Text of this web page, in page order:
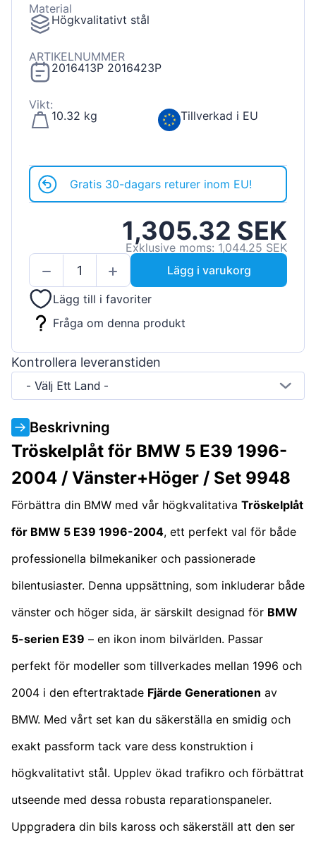
Material
Högkvalitativt stål
ARTIKELNUMMER
2016413P 2016423P
Vikt:
10.32 kg
Tillverkad i EU
Gratis 30-dagars returer inom EU!
1,305.32 SEK
Exklusive moms: 1,044.25 SEK
Lägg i varukorg
Lägg till i favoriter
Fråga om denna produkt
Kontrollera leveranstiden
- Välj Ett Land -
Beskrivning
Tröskelplåt för BMW 5 E39 1996-
2004 / Vänster+Höger / Set 9948
Förbättra din BMW med vår högkvalitativa Tröskelplåt
för BMW 5 E39 1996-2004, ett perfekt val för både
professionella bilmekaniker och passionerade
bilentusiaster. Denna uppsättning, som inkluderar både
vänster och höger sida, är särskilt designad för BMW
5-serien E39 – en ikon inom bilvärlden. Passar
perfekt för modeller som tillverkades mellan 1996 och
2004 i den eftertraktade Fjärde Generationen av
BMW. Med vårt set kan du säkerställa en smidig och
exakt passform tack vare dess konstruktion i
högkvalitativt stål. Upplev ökad trafikro och förbättrat
utseende med dessa robusta reparationspaneler.
Uppgradera din bils kaross och säkerställ att den ser